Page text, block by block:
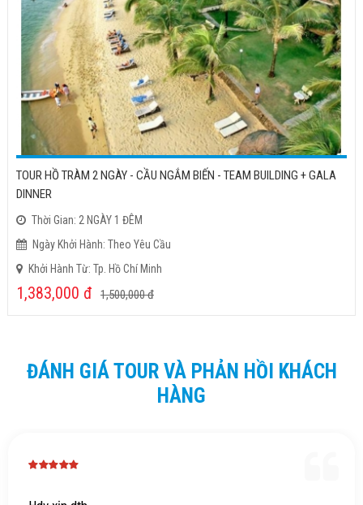
TOUR HỒ TRÀM 2 NGÀY - CẦU NGẮM BIẾN - TEAM BUILDING + GALA
DINNER
Thời Gian: 2 NGÀY 1 ĐÊM
Ngày Khởi Hành: Theo Yêu Cầu
Khởi Hành Từ: Tp. Hồ Chí Minh
1,383,000 đ 1,500,000đ
ĐÁNH GIÁ TOUR VÀ PHẢN HỒI KHÁCH
HÀNG